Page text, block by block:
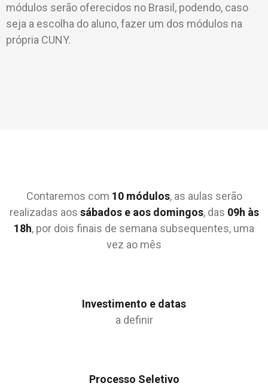
módulos serão oferecidos no Brasil, podendo, caso
seja a escolha do aluno, fazer um dos módulos na
própria CUNY.
Contaremos com 10 módulos, as aulas serão
realizadas aos sábados e aos domingos, das 09h às
18h, por dois finais de semana subsequentes, uma
vez ao mês
Investimento e datas
a definir
Processo Seletivo